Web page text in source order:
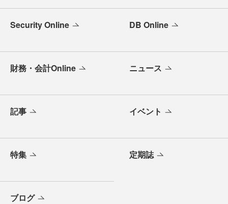
Security Online DB Online
財務・会計Online ニュース
記事 イベント
特集 定期誌
ブログ